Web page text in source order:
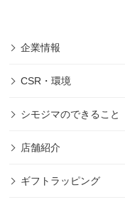
企業情報
CSR・環境
シモジマのできること
店舗紹介
ギフトラッピング